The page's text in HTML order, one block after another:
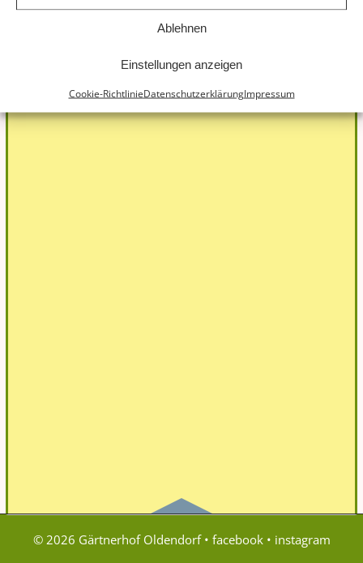
Ablehnen
Einstellungen anzeigen
Cookie-RichtlinieDatenschutzerklärungImpressum
16.01. INFO-ABEND IN DER KLIMAWERKSTADT
© 2026 Gärtnerhof Oldendorf • facebook• instagram